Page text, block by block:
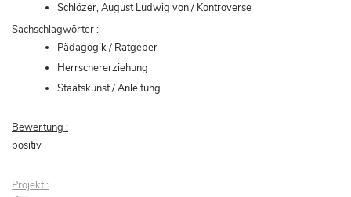
Schlözer, August Ludwig von / Kontroverse
Sachschlagwörter :
Pädagogik / Ratgeber
Herrschererziehung
Staatskunst / Anleitung
Bewertung :
positiv
Projekt :